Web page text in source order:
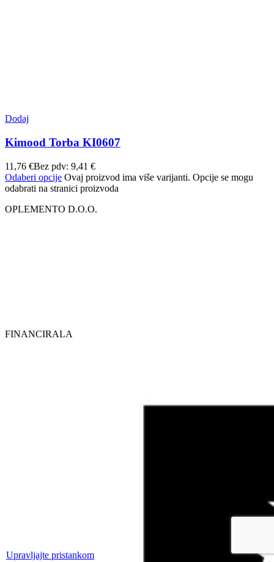
Dodaj
Kimood Torba KI0607
11,76 €Bez pdv: 9,41 €
Odaberi opcije Ovaj proizvod ima više varijanti. Opcije se mogu
odabrati na stranici proizvoda
OPLEMENTO D.O.O.
FINANCIRALA
Upravljajte pristankom